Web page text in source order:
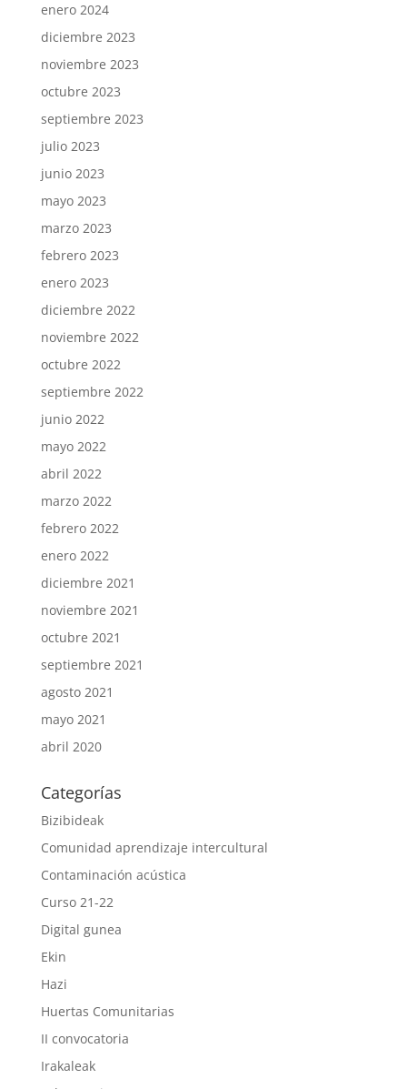
enero 2024
diciembre 2023
noviembre 2023
octubre 2023
septiembre 2023
julio 2023
junio 2023
mayo 2023
marzo 2023
febrero 2023
enero 2023
diciembre 2022
noviembre 2022
octubre 2022
septiembre 2022
junio 2022
mayo 2022
abril 2022
marzo 2022
febrero 2022
enero 2022
diciembre 2021
noviembre 2021
octubre 2021
septiembre 2021
agosto 2021
mayo 2021
abril 2020
Categorías
Bizibideak
Comunidad aprendizaje intercultural
Contaminación acústica
Curso 21-22
Digital gunea
Ekin
Hazi
Huertas Comunitarias
II convocatoria
Irakaleak